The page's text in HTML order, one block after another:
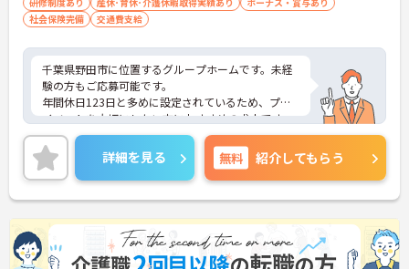
社会保険完備
交通費支給
千葉県野田市に位置するグループホームです。未経
験の方もご応募可能です。
年間休日123日と多めに設定されているため、プラ
イベートを大切にしたい方におすすめの求人です。
昇給や賞与制度があり頑張りが評価されてしっかり
と職員に還元されます。
ご興味のある方には、面接対策ポイントなど、さら
に詳細をお話しいたしますのでお気軽にご相談くだ
さい！
詳細を見る 無料 紹介してもらう